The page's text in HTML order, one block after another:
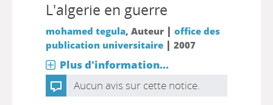
L'algerie en guerre
mohamed tegula, Auteur | office des
publication universitaire| 2007
Plus d'information...
Aucun avis sur cette notice.